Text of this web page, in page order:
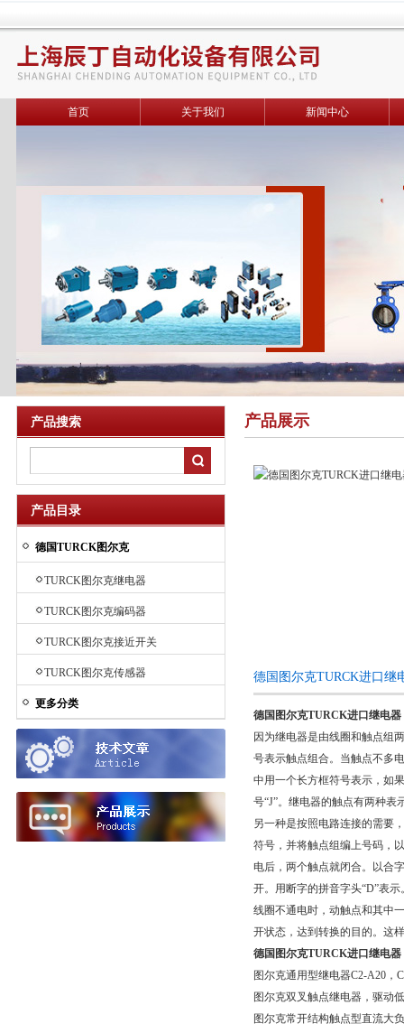
首页 关于我们 新闻中心
产品搜索
产品目录
德国TURCK图尔克
TURCK图尔克继电器
TURCK图尔克编码器
TURCK图尔克接近开关
TURCK图尔克传感器
更多分类
产品展示
德国图尔克TURCK进口继
德国图尔克TURCK进口继电器
因为继电器是由线圈和触点组
号表示触点组合。当触点不多
中用一个长方框符号表示，如
号“J”。继电器的触点有两种
另一种是按照电路连接的需要
符号，并将触点组编上号码，
电后，两个触点就闭合。以合
开。用断字的拼音字头“D”表
线圈不通电时，动触点和其中
开状态，达到转换的目的。这
德国图尔克TURCK进口继电器
图尔克通用型继电器C2-A20，
图尔克双叉触点继电器，驱动
图尔克常开结构触点型直流大